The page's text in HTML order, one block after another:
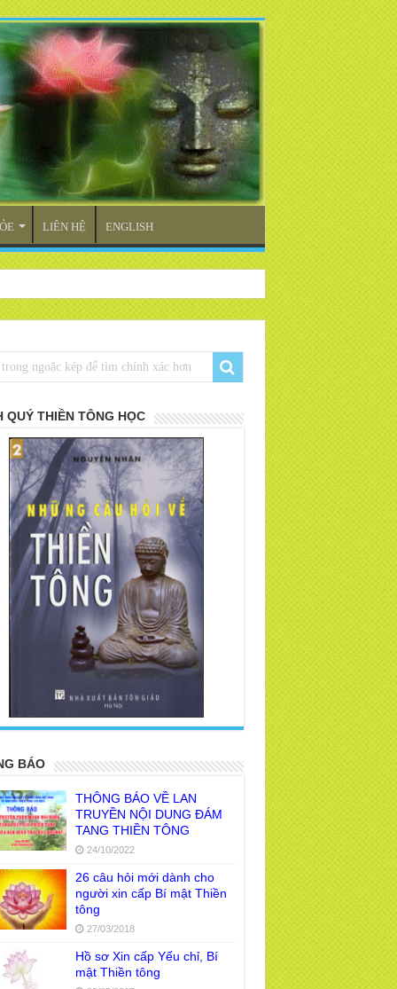
LIÊN HỆ ENGLISH
QUÝ THIỀN TÔNG HỌC
BÁO
THÔNG BÁO VỀ LAN
TRUYỀN NỘI DUNG ĐÁM
TANG THIỀN TÔNG
24/10/2022
26 câu hỏi mới dành cho
người xin cấp Bí mật Thiền
tông
27/03/2018
Hồ sơ Xin cấp Yếu chỉ, Bí
mật Thiền tông